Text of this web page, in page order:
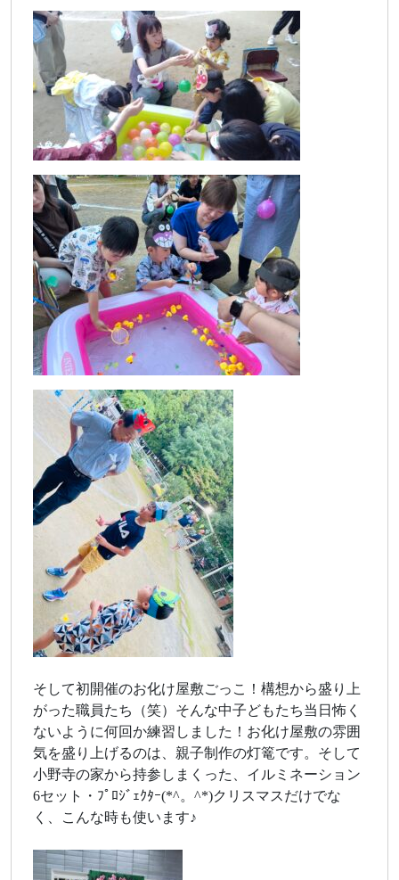
そして初開催のお化け屋敷ごっこ！構想から盛り上
がった職員たち（笑）そんな中子どもたち当日怖く
ないように何回か練習しました！お化け屋敷の雰囲
気を盛り上げるのは、親子制作の灯篭です。そして
小野寺の家から持参しまくった、イルミネーション
6セット・ﾌﾟﾛｼﾞｪｸﾀｰ(*^。^*)クリスマスだけでな
く、こんな時も使います♪